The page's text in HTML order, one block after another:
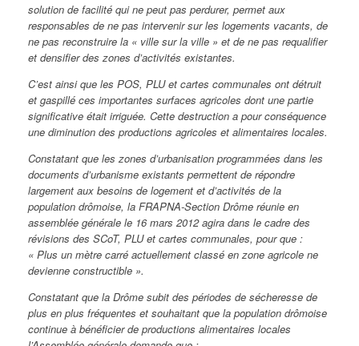
solution de facilité qui ne peut pas perdurer, permet aux
responsables de ne pas intervenir sur les logements vacants, de
ne pas reconstruire la « ville sur la ville » et de ne pas requalifier
et densifier des zones d’activités existantes.
C’est ainsi que les POS, PLU et cartes communales ont détruit
et gaspillé ces importantes surfaces agricoles dont une partie
significative était irriguée. Cette destruction a pour conséquence
une diminution des productions agricoles et alimentaires locales.
Constatant que les zones d’urbanisation programmées dans les
documents d’urbanisme existants permettent de répondre
largement aux besoins de logement et d’activités de la
population drômoise, la FRAPNA-Section Drôme réunie en
assemblée générale le 16 mars 2012 agira dans le cadre des
révisions des SCoT, PLU et cartes communales, pour que :
« Plus un mètre carré actuellement classé en zone agricole ne
devienne constructible ».
Constatant que la Drôme subit des périodes de sécheresse de
plus en plus fréquentes et souhaitant que la population drômoise
continue à bénéficier de productions alimentaires locales